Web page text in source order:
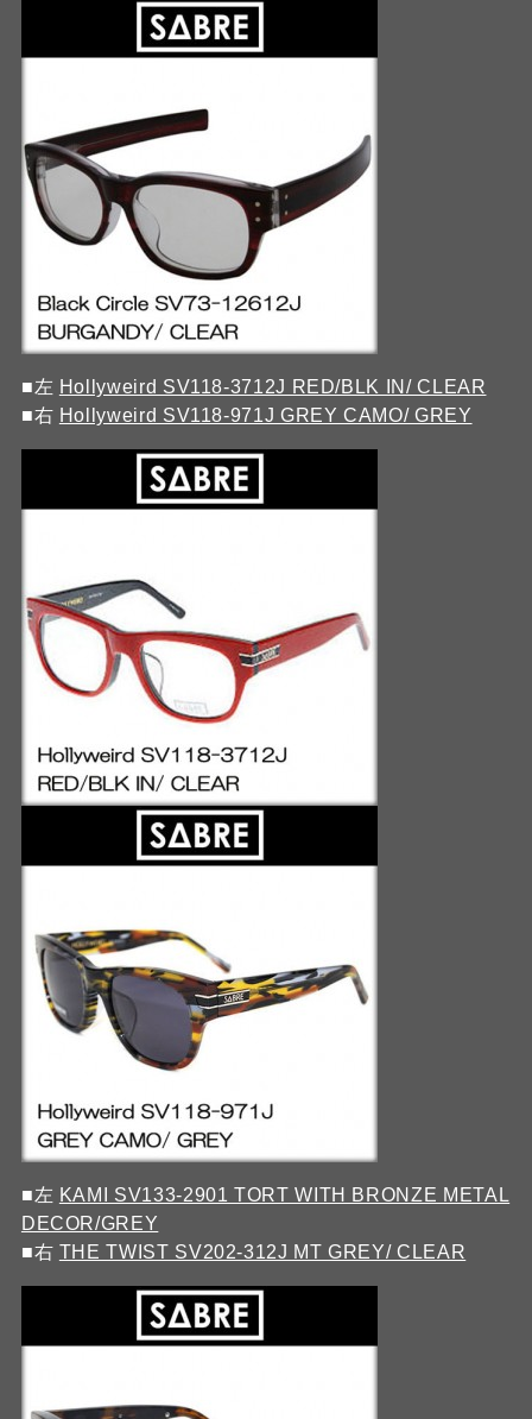
■左 Hollyweird SV118-3712J RED/BLK IN/ CLEAR
■右 Hollyweird SV118-971J GREY CAMO/ GREY
■左 KAMI SV133-2901 TORT WITH BRONZE METAL
DECOR/GREY
■右 THE TWIST SV202-312J MT GREY/ CLEAR